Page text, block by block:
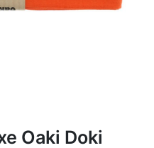
Oaki Doki